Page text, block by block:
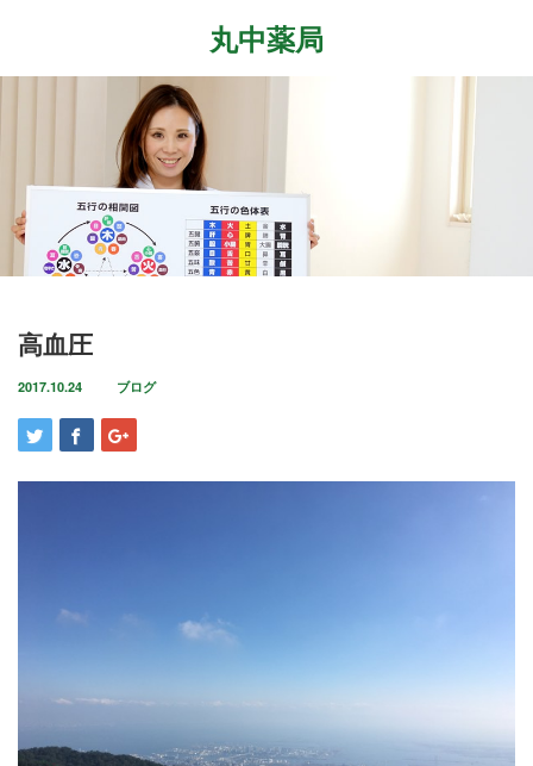
丸中薬局
高血圧
2017.10.24 ブログ
症状改善事例
取扱商品
ブログ
店舗案内
お問い合わせ
最近の記事
2026.7.27
2026.2.27
やく終わりを迎えて穏やかな日が訪れるよ…
2025.12.28